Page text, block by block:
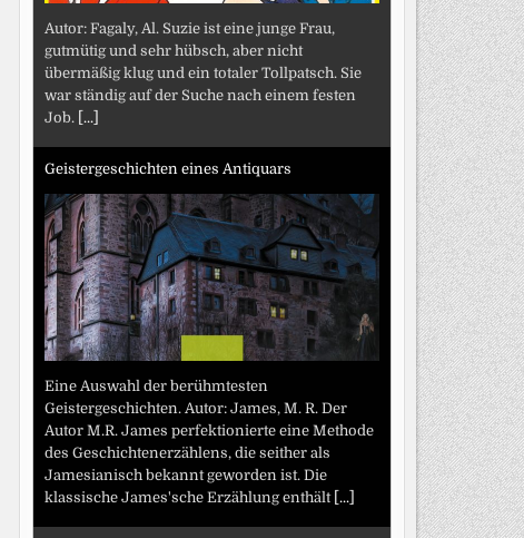
Autor: Fagaly, Al. Suzie ist eine junge Frau,
gutmütig und sehr hübsch, aber nicht
übermäßig klug und ein totaler Tollpatsch. Sie
war ständig auf der Suche nach einem festen
Job. [...]
Geistergeschichten eines Antiquars
Eine Auswahl der berühmtesten
Geistergeschichten. Autor: James, M. R. Der
Autor M.R. James perfektionierte eine Methode
des Geschichtenerzählens, die seither als
Jamesianisch bekannt geworden ist. Die
klassische James'sche Erzählung enthält [...]